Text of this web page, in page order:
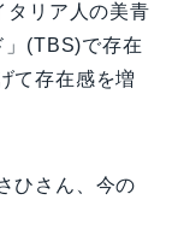
タリア人の美青
」(TBS)で存在
て存在感を増
ひさん、今の